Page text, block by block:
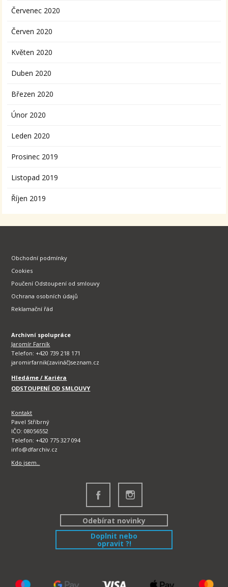
Červenec 2020
Červen 2020
Květen 2020
Duben 2020
Březen 2020
Únor 2020
Leden 2020
Prosinec 2019
Listopad 2019
Říjen 2019
Obchodní podmínky
Cookies
Poučení Odstoupení od smlouvy
Ochrana osobních údajů
Reklamační řád
Archivní spolupráce
Jaromír Farník
Telefon: +420 739 218 171
jaromirfarnik(zavináč)seznam.cz
Hledáme / Kariéra
ODSTOUPENÍ OD SMLOUVY
Kontakt
Pavel Stříbrný
IČO: 08056552
Telefon: +420 775 327 094
info@dfarchiv.cz
Kdo jsem..
Odebírat novinky
Doplnit nebo
opravit ?!